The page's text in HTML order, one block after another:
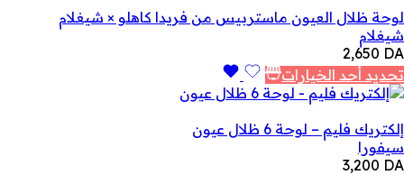
لوحة ظلال العيون ماستربيس من فريدا كاهلو × شيغلام
شيغلام
2,650 DA
تحديد أحد الخيارات
إلكتريك فليم – لوحة 6 ظلال عيون
سيفورا
3,200 DA